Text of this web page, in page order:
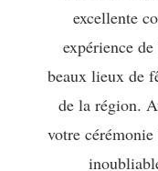
excellente
expérience
beaux lieux de
de la région.
votre